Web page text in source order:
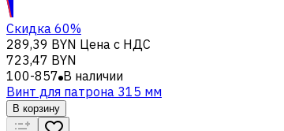
Скидка 60%
289,39 BYN Цена с НДС
723,47 BYN
100-857 В наличии
Винт для патрона 315 мм
В корзину